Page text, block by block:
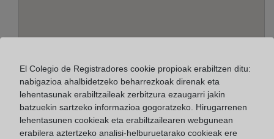
Helbidea:
El Colegio de Registradores cookie propioak erabiltzen ditu:
nabigazioa ahalbidetzeko beharrezkoak direnak eta
lehentasunak erabiltzaileak zerbitzura ezaugarri jakin
batzuekin sartzeko informazioa gogoratzeko. Hirugarrenen
lehentasunen cookieak eta erabiltzailearen webgunean
erabilera aztertzeko analisi-helburuetarako cookieak ere